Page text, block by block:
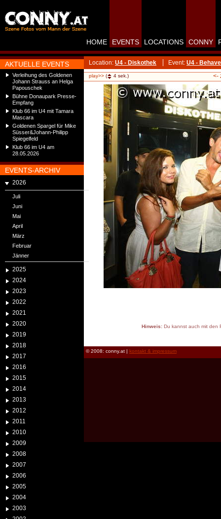
AKTUELLE EVENTS
Verleihung des Goldenen
Johann Strauss an Helga
Papouschek
Bühne Donaupark Presse-
Empfang
Klub 66 im U4 mit Tamara
Mascara
Goldenen Spargel für Mike
Süsser&Johann-Philipp
Spiegelfeld
Klub 66 im U4 am
28.05.2026
EVENTS-ARCHIV
2026
Juli
Juni
Mai
April
März
Februar
Jänner
2025
2024
2023
2022
2021
2020
2019
2018
2017
2016
2015
2014
2013
2012
2011
2010
2009
2008
2007
2006
2005
2004
2003
HOME EVENTS LOCATIONS CONNY
Location: U4 - Diskothek Event: U4 -
play>> ( 4 sek.) <-
Hinweis:Du kannst auch mit den
© 2008: conny.at | kontakt & impressum